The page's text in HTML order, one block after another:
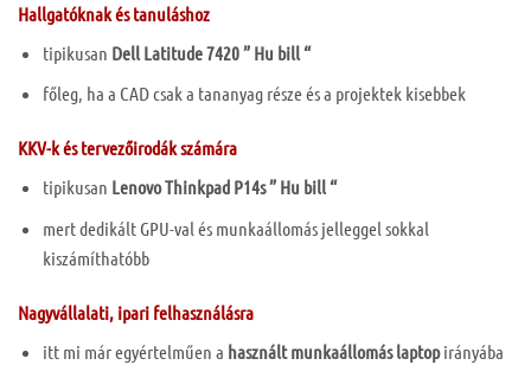
Hallgatóknak és tanuláshoz
tipikusan Dell Latitude 7420 ” Hu bill “
főleg, ha a CAD csak a tananyag része és a projektek kisebbek
KKV-k és tervezőirodák számára
tipikusan Lenovo Thinkpad P14s ” Hu bill “
mert dedikált GPU-val és munkaállomás jelleggel sokkal
kiszámíthatóbb
Nagyvállalati, ipari felhasználásra
itt mi már egyértelműen a használt munkaállomás laptopirányába